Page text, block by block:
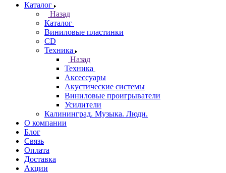
Каталог
Назад
Каталог
Виниловые пластинки
CD
Техника
Назад
Техника
Аксессуары
Акустические системы
Виниловые проигрыватели
Усилители
Калининград. Музыка. Люди.
О компании
Блог
Связь
Оплата
Доставка
Акции